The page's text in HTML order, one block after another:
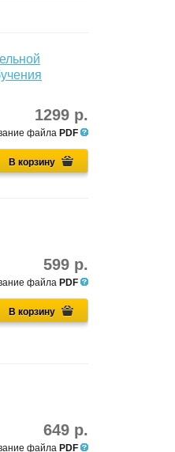
1299 р.
файла PDF
В корзину
599 р.
файла PDF
В корзину
649 р.
файла PDF